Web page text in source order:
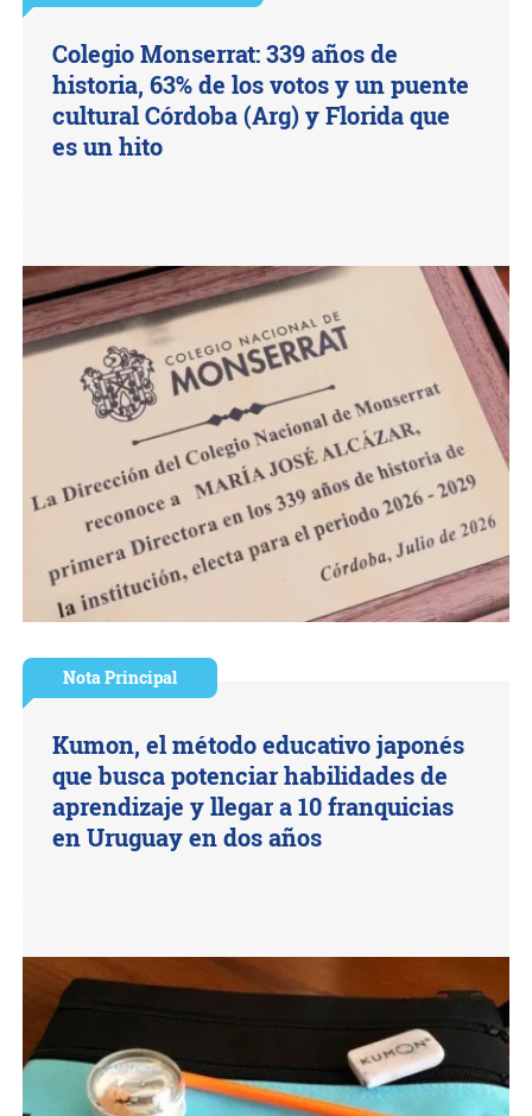
Colegio Monserrat: 339 años de
historia, 63% de los votos y un puente
cultural Córdoba (Arg) y Florida que
es un hito
Nota Principal
Kumon, el método educativo japonés
que busca potenciar habilidades de
aprendizaje y llegar a 10 franquicias
en Uruguay en dos años